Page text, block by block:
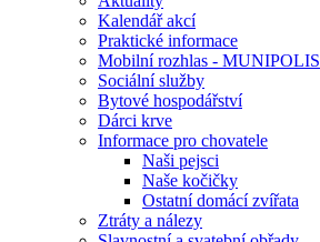
Kalendář akcí
Praktické informace
Mobilní rozhlas - MUNIPOLIS
Sociální služby
Bytové hospodářství
Dárci krve
Informace pro chovatele
Naši pejsci
Naše kočičky
Ostatní domácí zvířata
Ztráty a nálezy